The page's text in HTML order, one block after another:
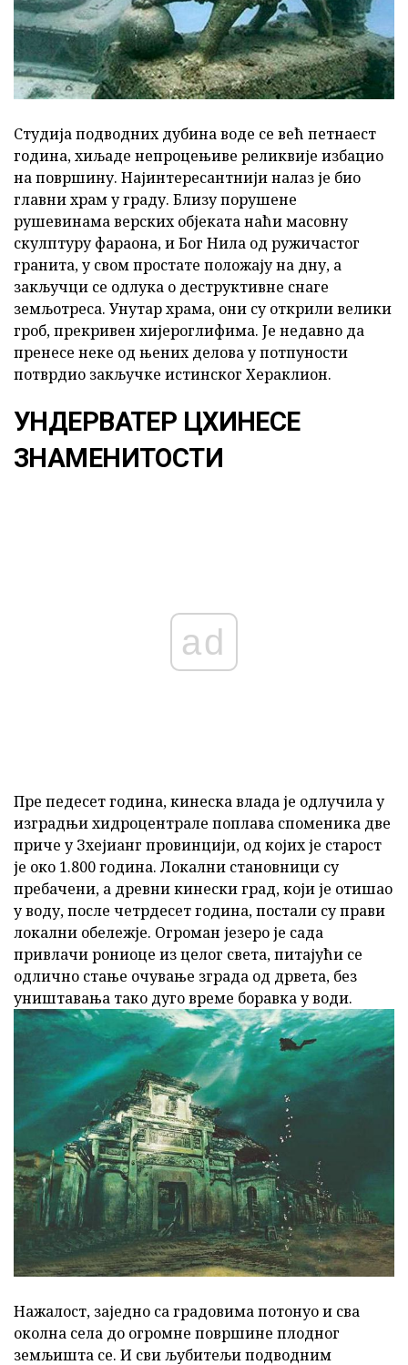
Студија подводних дубина воде се већ петнаест
година, хиљаде непроцењиве реликвије избацио
на површину. Најинтересантнији налаз је био
главни храм у граду. Близу порушене
рушевинама верских објеката наћи масовну
скулптуру фараона, и Бог Нила од ружичастог
гранита, у свом простате положају на дну, а
закључци се одлука о деструктивне снаге
земљотреса. Унутар храма, они су открили велики
гроб, прекривен хијероглифима. Је недавно да
пренесе неке од њених делова у потпуности
потврдио закључке истинског Хераклион.
УНДЕРВАТЕР ЦХИНЕСЕ
ЗНАМЕНИТОСТИ
ad
Пре педесет година, кинеска влада је одлучила у
изградњи хидроцентрале поплава споменика две
приче у Зхејианг провинцији, од којих је старост
је око 1.800 година. Локални становници су
пребачени, а древни кинески град, који је отишао
у воду, после четрдесет година, постали су прави
локални обележје. Огроман језеро је сада
привлачи рониоце из целог света, питајући се
одлично стање очување зграда од дрвета, без
уништавања тако дуго време боравка у води.
Нажалост, заједно са градовима потонуо и сва
околна села до огромне површине плодног
земљишта се. И сви љубитељи подводним